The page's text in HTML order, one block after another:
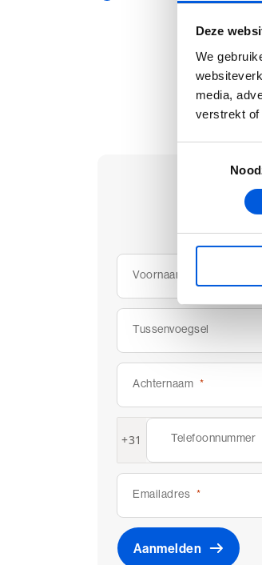
Deze
We
media,
verstrekt of
Voornaam
Tussenvoegsel
Achternaam
Telefoonnummer
+31
Emailadres
Aanmelden